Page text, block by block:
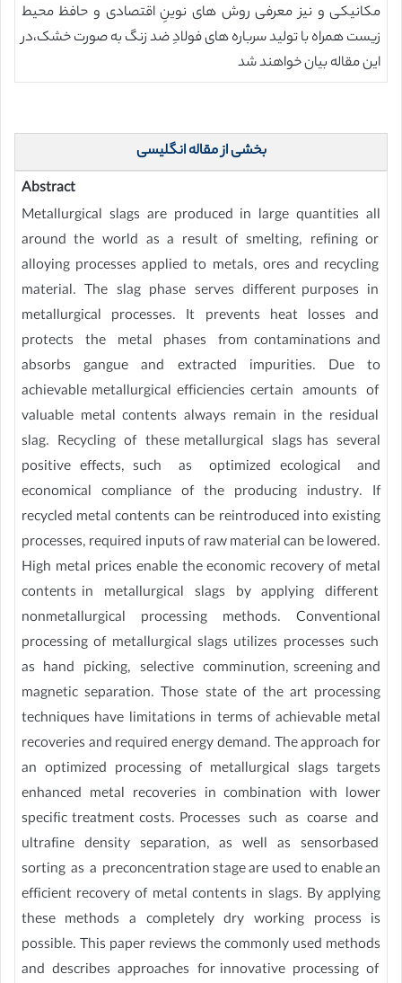
مکانیکی و نیز معرفی روش های نوینِ اقتصادی و حافظ محیط
زیست همراه با تولید سرباره های فولادِ ضد زنگ به صورت خشک،در
این مقاله بیان خواهند شد
بخشی از مقاله انگلیسی
Abstract
Metallurgical slags are produced in large quantities all
around the world as a result of smelting, refining or
alloying processes applied to metals, ores and recycling
material. The slag phase serves different purposes in
metallurgical processes. It prevents heat losses and
protects the metal phases from contaminations and
absorbs gangue and extracted impurities. Due to
achievable metallurgical efficiencies certain amounts of
valuable metal contents always remain in the residual
slag. Recycling of these metallurgical slags has several
positive effects, such as optimized ecological and
economical compliance of the producing industry. If
recycled metal contents can be reintroduced into existing
processes, required inputs of raw material can be lowered.
High metal prices enable the economic recovery of metal
contents in metallurgical slags by applying different
non­metallurgical processing methods. Conventional
processing of metallurgical slags utilizes processes such
as hand picking, selective comminution, screening and
magnetic separation. Those state of the art processing
techniques have limitations in terms of achievable metal
recoveries and required energy demand. The approach for
an optimized processing of metallurgical slags targets
enhanced metal recoveries in combination with lower
specific treatment costs. Processes such as coarse and
ultrafine density separation, as well as sensor­based
sorting as a preconcentration stage are used to enable an
efficient recovery of metal contents in slags. By applying
these methods a completely dry working process is
possible. This paper reviews the commonly used methods
and describes approaches for innovative processing of